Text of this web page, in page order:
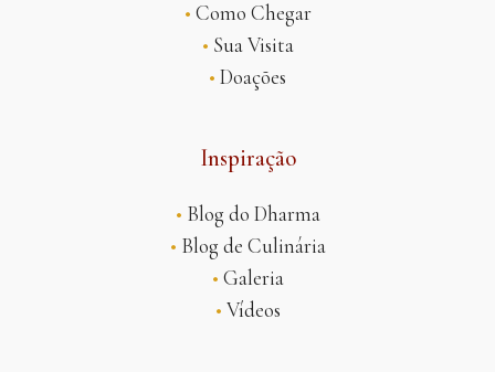
• Como Chegar
• Sua Visita
• Doações
Inspiração
• Blog do Dharma
• Blog de Culinária
• Galeria
• Vídeos